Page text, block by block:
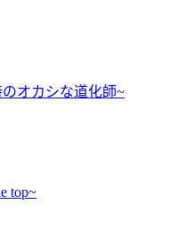
オカシな道化師~
top~